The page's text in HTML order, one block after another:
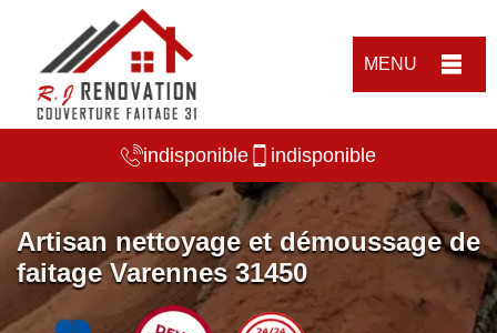
MENU
indisponible indisponible
Artisan nettoyage et démoussage de
faitage Varennes 31450